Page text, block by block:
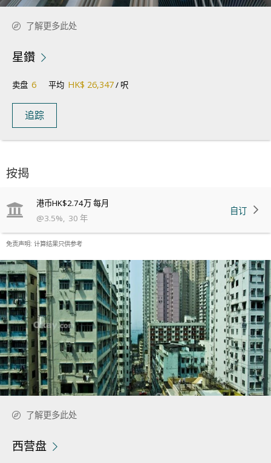
按揭
港币HK$2.74万每月
@3.5%, 30 年
自订
免责声明: 计算结果只供参考
了解更多此处
星鑽
卖盘 6 平均 HK$ 26,347/ 呎
追踪
了解更多此处
西营盘